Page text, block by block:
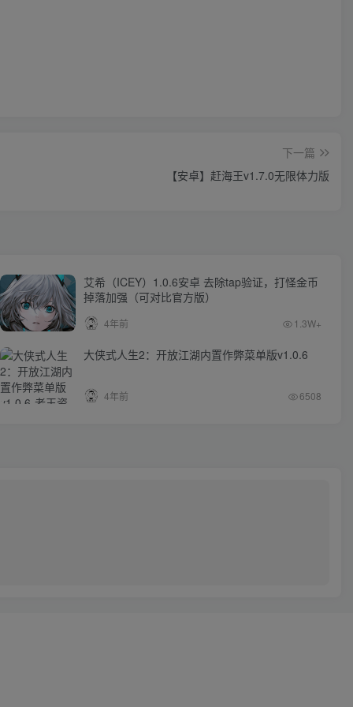
下一篇
【安卓】赶海王v1.7.0无限体力版
艾希（ICEY）1.0.6安卓 去除tap验证，打怪金币
掉落加强（可对比官方版）
4年前 1.3W+
大侠式人生2：开放江湖内置作弊菜单版v1.0.6
4年前 6508